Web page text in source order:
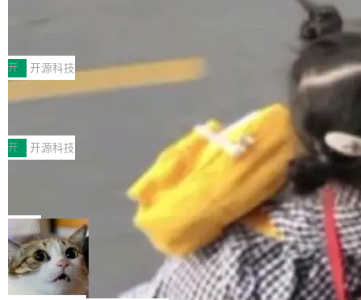
MPComm将作为一种传输引擎接入Mooncake T
ENT，实现零拷贝传输性能提升30%、非零拷贝
传输性能最高提升5倍。UCL-MPComm底层基
于自研UCL-Engine通信引擎，后续腾讯网平将
持续开源更多基于UCL-Engine的高性能通信组
件。 腾讯网平团队在UCL-MPComm中实现了一
个独立于业务线程的全局通信引擎（Engine），
型案例入选名单》，深信服“面向企业研发场景的
开源 AI 编程平台 CoStrict 应用”凭借卓越的技术
创新与落地成效成功入选。 全链路私有化部署，
助力企业AI研发安全落地 当前，越来越多企业已
经开始引入 AI Coding 工具，通过调用公有云模
型或企业内部部署模型提升研发效率。但随着 AI
Coding 从个人辅助工具逐步走向团队级、组织
级应用，企业在规模化落地过程中，对安全性、
可控性和代码质量提出了更高要求。 首先是数据
安全与合规要求。对于大多数普通研发场景，公
有云模型能够满足快速试用和效率提升的需求。
但对于金融、能源、医疗等对数据安全要求较...
开 开源科技
深信服AI算力网关入选工信部人工智能
前不久，工业和信息化部正式发布《2025年人工
智能应用典型案例名单》，集中展示人工智能在
各领域的应用成果，覆盖技术底座、行业赋能、
产品应用、支撑保障、专题等五大方向。深信服
AI算力网关（AI创新平台）成功入选！ 随着各行
各业的Agent走向规模化建设，算力构成形态逐
渐丰富，用户关注的重点也在发生变化：不只是
让AI用起来，还要进一步看清混合算力时代下，
Token花在哪里、算力是否被充分利用，以及持
开 开源科技
Jeff Dean 离开 Google：一个时代的结
束，一个实验室的开始
Google 员工编号 20。MapReduce 作者之一。
Bigtable 作者之一。TensorFlow 的作者之一。
Gemini 的架构师。Google 首席科学家。 Jeff D
ean 在 Google 工作了 27 年后，宣布离职。 他
不是一个人走。一同离开的还有 Sanjay Ghema
局
🔥 SolonCode v2026.8.4 发布：界面
字体可调、22 种语言、记忆搜索增强
打开终端就能上岗的全中文编码智能体，这一轮